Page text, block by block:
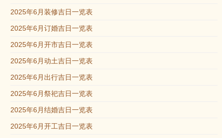
2025年6月装修吉日一览表
2025年6月订婚吉日一览表
2025年6月开市吉日一览表
2025年6月动土吉日一览表
2025年6月出行吉日一览表
2025年6月祭祀吉日一览表
2025年6月结婚吉日一览表
2025年6月开工吉日一览表